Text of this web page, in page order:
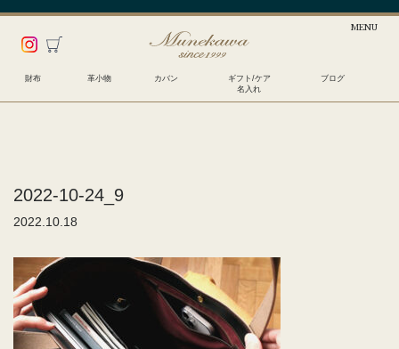
財布 革小物 カバン
ギフト/ケア
名入れ
ブログ
2022-10-24_9
2022.10.18